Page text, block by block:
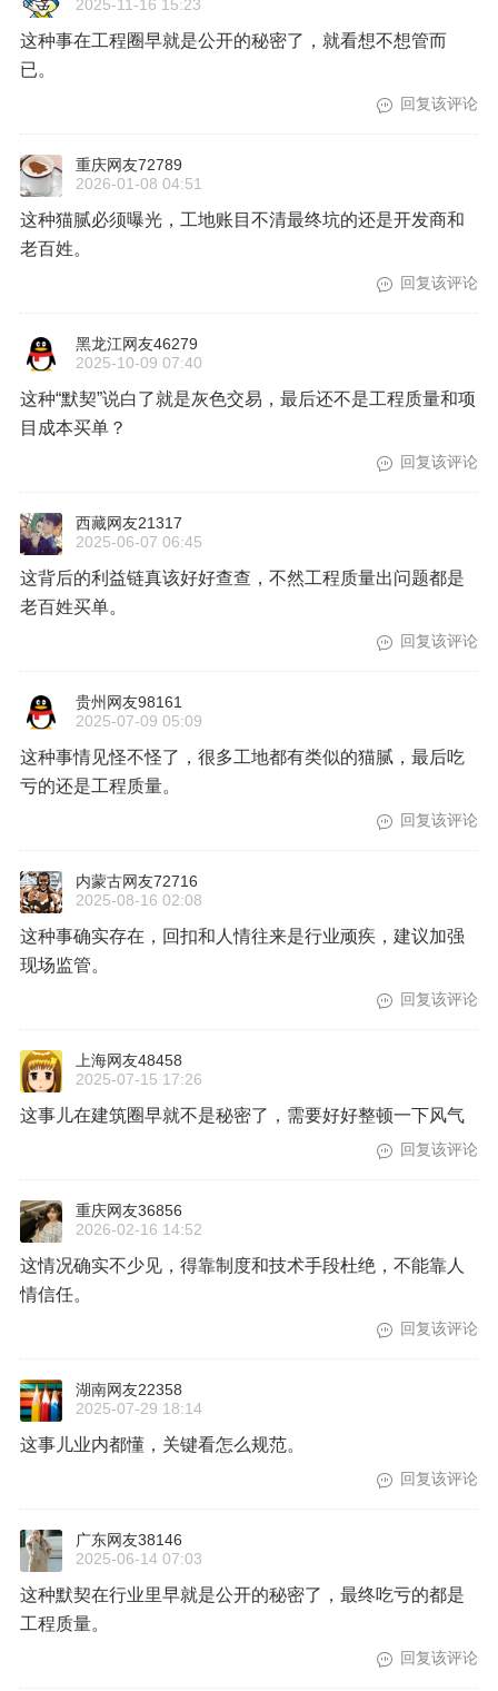
2025-11-16 15:23
这种事在工程圈早就是公开的秘密了，就看想不想管而
已。
回复该评论
重庆网友72789
2026-01-08 04:51
这种猫腻必须曝光，工地账目不清最终坑的还是开发商和
老百姓。
回复该评论
黑龙江网友46279
2025-10-09 07:40
这种“默契”说白了就是灰色交易，最后还不是工程质量和项
目成本买单？
回复该评论
西藏网友21317
2025-06-07 06:45
这背后的利益链真该好好查查，不然工程质量出问题都是
老百姓买单。
回复该评论
贵州网友98161
2025-07-09 05:09
这种事情见怪不怪了，很多工地都有类似的猫腻，最后吃
亏的还是工程质量。
回复该评论
内蒙古网友72716
2025-08-16 02:08
这种事确实存在，回扣和人情往来是行业顽疾，建议加强
现场监管。
回复该评论
上海网友48458
2025-07-15 17:26
这事儿在建筑圈早就不是秘密了，需要好好整顿一下风气
回复该评论
重庆网友36856
2026-02-16 14:52
这情况确实不少见，得靠制度和技术手段杜绝，不能靠人
情信任。
回复该评论
湖南网友22358
2025-07-29 18:14
这事儿业内都懂，关键看怎么规范。
回复该评论
广东网友38146
2025-06-14 07:03
这种默契在行业里早就是公开的秘密了，最终吃亏的都是
工程质量。
回复该评论